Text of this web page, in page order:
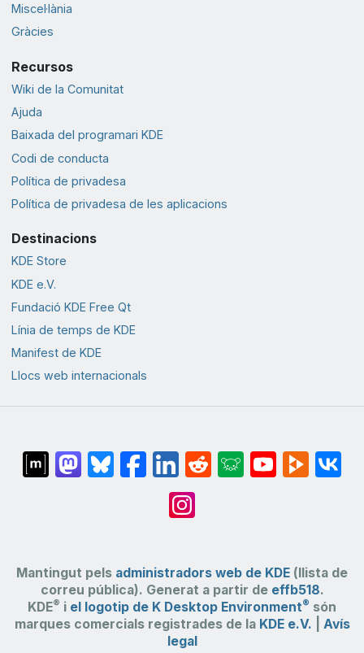
Miscel·lània
Gràcies
Recursos
Wiki de la Comunitat
Ajuda
Baixada del programari KDE
Codi de conducta
Política de privadesa
Política de privadesa de les aplicacions
Destinacions
KDE Store
KDE e.V.
Fundació KDE Free Qt
Línia de temps de KDE
Manifest de KDE
Llocs web internacionals
Mantingut pels administradors web de KDE (llista de
correu pública). Generat a partir de effb518.
KDE® i el logotip de K Desktop Environment® són
marques comercials registrades de la KDE e.V.
Avís
legal